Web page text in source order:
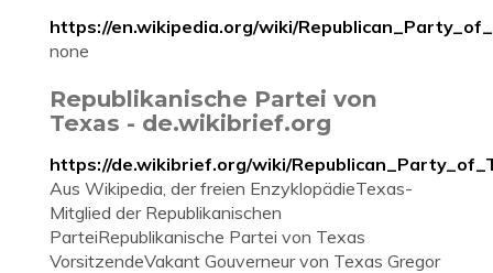
https://en.wikipedia.org/wiki/
none
Republikanische Partei von
Texas - de.wikibrief.org
https://de.wikibrief.org/wiki/
Aus Wikipedia, der freien EnzyklopädieTexas-
Mitglied der Republikanischen
ParteiRepublikanische Partei von Texas
VorsitzendeVakant Gouverneur von Texas Gregor